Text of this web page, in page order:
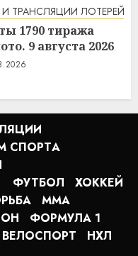
И ТРАНСЛЯЦИИ ЛОТЕРЕЙ
1790 тиража
9 августа 2026
СПОРТA
ФУТБОЛ
ХОККЕЙ
MMA
ФОРМУЛА 1
ВЕЛОСПОРТ
НХЛ